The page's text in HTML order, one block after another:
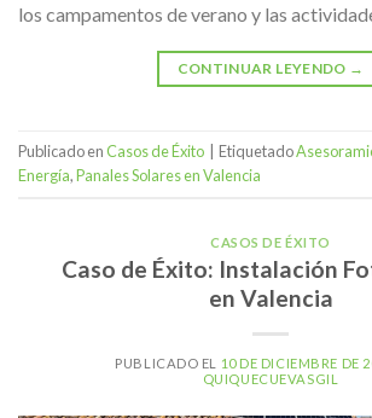
los campamentos de verano y las
CONTINUAR LEYENDO →
Publicado enCasos de Éxito Etiquetado
Energía,Panales Solares en Valencia
CASOS DE ÉXITO
Caso de Éxito: Instalación
en Valencia
PUBLICADO EL 10 DE DICIEMBRE DE
QUIQUECUEVASGIL